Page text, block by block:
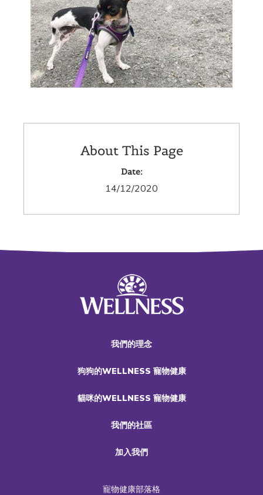
About This Page
Date:
14/12/2020
我們的理念
狗狗的WELLNESS 寵物健康
貓咪的WELLNESS 寵物健康
我們的社區
加入我們
寵物健康部落格